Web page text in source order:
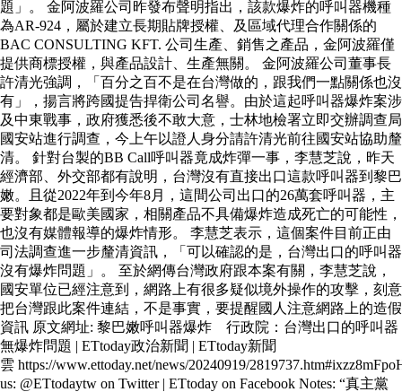
題」。 金阿波羅公司昨發布聲明指出，該款爆炸的呼叫器機種
為AR-924，屬於建立長期貼牌授權、及區域代理合作關係的
BAC CONSULTING KFT. 公司生產、銷售之產品，金阿波羅僅
提供商標授權，與產品設計、生產無關。 金阿波羅公司董事長
許清光強調，「百分之百不是在台灣做的，跟我們一點關係也沒
有」，揚言將跨國提告捍衛公司名譽。由於這起呼叫器爆炸案涉
及中東戰事，政府獲悉後不敢大意，士林地檢署立即交辦調查局
國安站進行調查，今上午以證人身分請許清光前往國安站協助釐
清。 針對台製的BB Call呼叫器竟成炸彈一事，李慧芝說，昨天
經濟部、外交部都有說明，台灣沒有直接出口這款呼叫器到黎巴
嫩。且從2022年到今年8月，這間公司出口的26萬套呼叫器，主
要對象都是歐美國家，相關產品不具備爆炸造成死亡的可能性，
也沒有媒體報導的爆炸情形。 李慧芝表示，這個案件目前正由
司法調查進一步釐清資訊，「可以確認的是，台灣出口的呼叫器
沒有爆炸問題」。 至於網傳台灣政府跟本案有關，李慧芝說，
國安單位已經注意到，網路上有很多疑似境外操作的攻擊，刻意
把台灣跟此案件連結，不是事實，要提醒國人注意網路上的造假
資訊 原文網址: 黎巴嫩呼叫器爆炸 行政院：台灣出口的呼叫器
無爆炸問題 | ETtoday政治新聞 | ETtoday新聞
雲 https://www.ettoday.net/news/20240919/
us: @ETtodaytw on Twitter | ETtoday on Facebook Notes: “真主黨